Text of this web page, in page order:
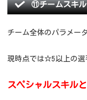
⑪チームスキル
チーム全体のパラメー
現時点では☆5以上の選
スペシャルスキル